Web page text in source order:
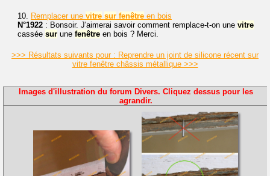
10. Remplacer une vitre sur fenêtre en bois
N°1922 : Bonsoir. J'aimerai savoir comment remplace-t-on une vitre
cassée sur une fenêtre en bois ? Merci.
>>> Résultats suivants pour : Reprendre un joint de silicone récent sur
vitre fenêtre châssis métallique >>>
Images d'illustration du forum Divers. Cliquez dessus pour les
agrandir.